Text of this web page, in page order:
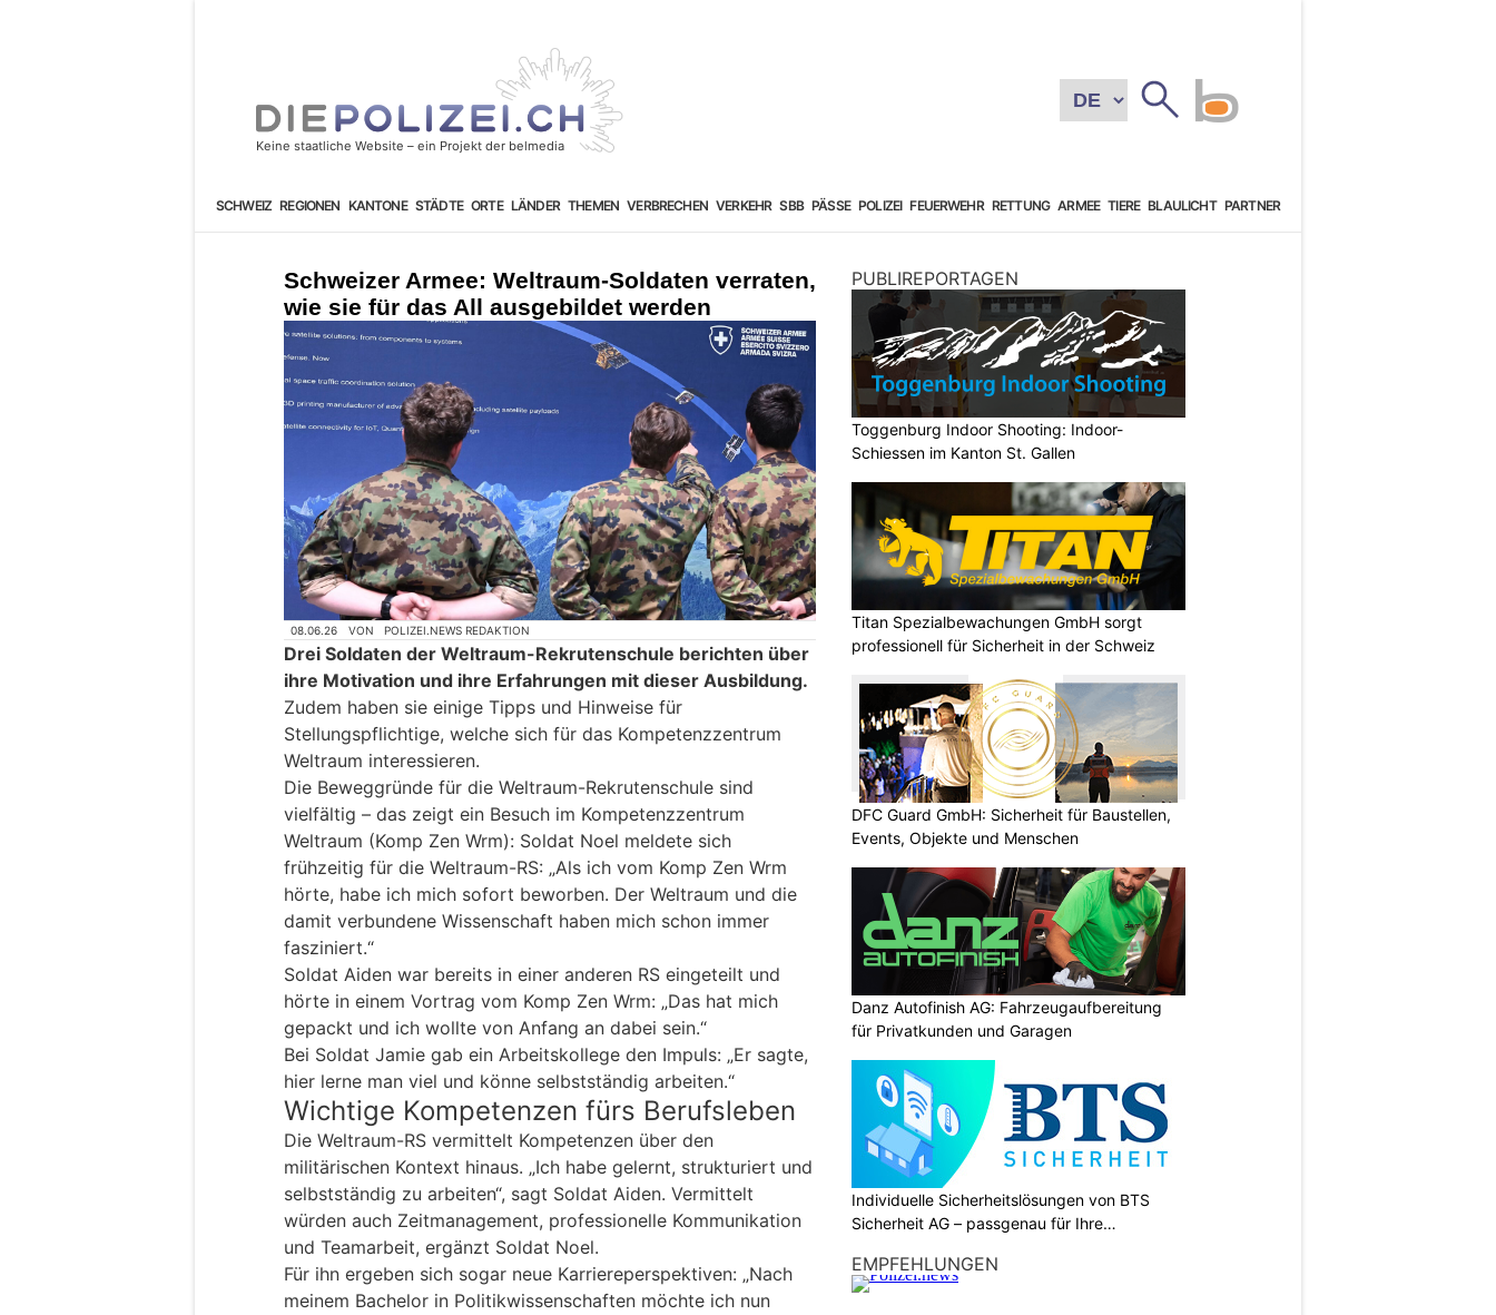
SCHWEIZ REGIONEN KANTONE STÄDTE ORTE LÄNDER THEMEN VERBRECHEN VERKEHR SBB PÄSSE POLIZEI FEUERWEHR RETTUNG ARMEE TIERE BLAULICHT PARTNER
Schweizer Armee: Weltraum-Soldaten verraten,
wie sie für das All ausgebildet werden
08.06.26 VON POLIZEI.NEWS REDAKTION
Drei Soldaten der Weltraum-Rekrutenschule berichten über
ihre Motivation und ihre Erfahrungen mit dieser Ausbildung.
Zudem haben sie einige Tipps und Hinweise für
Stellungspflichtige, welche sich für das Kompetenzzentrum
Weltraum interessieren.
Die Beweggründe für die Weltraum-Rekrutenschule sind
vielfältig – das zeigt ein Besuch im Kompetenzzentrum
Weltraum (Komp Zen Wrm): Soldat Noel meldete sich
frühzeitig für die Weltraum-RS: „Als ich vom Komp Zen Wrm
hörte, habe ich mich sofort beworben. Der Weltraum und die
damit verbundene Wissenschaft haben mich schon immer
fasziniert.“
Soldat Aiden war bereits in einer anderen RS eingeteilt und
hörte in einem Vortrag vom Komp Zen Wrm: „Das hat mich
gepackt und ich wollte von Anfang an dabei sein.“
Bei Soldat Jamie gab ein Arbeitskollege den Impuls: „Er sagte,
hier lerne man viel und könne selbstständig arbeiten.“
Wichtige Kompetenzen fürs Berufsleben
Die Weltraum-RS vermittelt Kompetenzen über den
militärischen Kontext hinaus. „Ich habe gelernt, strukturiert und
selbstständig zu arbeiten“, sagt Soldat Aiden. Vermittelt
würden auch Zeitmanagement, professionelle Kommunikation
und Teamarbeit, ergänzt Soldat Noel.
Für ihn ergeben sich sogar neue Karriereperspektiven: „Nach
meinem Bachelor in Politikwissenschaften möchte ich nun
PUBLIREPORTAGEN
Toggenburg Indoor Shooting: Indoor-
Schiessen im Kanton St. Gallen
Titan Spezialbewachungen GmbH sorgt
professionell für Sicherheit in der Schweiz
DFC Guard GmbH: Sicherheit für Baustellen,
Events, Objekte und Menschen
Danz Autofinish AG: Fahrzeugaufbereitung
für Privatkunden und Garagen
Individuelle Sicherheitslösungen von BTS
Sicherheit AG – passgenau für Ihre
EMPFEHLUNGEN